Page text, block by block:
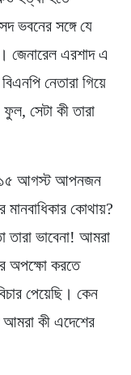
ভবনের সঙ্গে যে
জেনারেল এরশাদ এ
নেতারা গিয়ে
সেটা কী তারা
১৫ আগস্ট আপনজন
মানবাধিকার কোথায়?
ভাবেনা! আমরা
অপক্ষো করতে
পেয়েছি। কেন
আমরা কী এদেশের